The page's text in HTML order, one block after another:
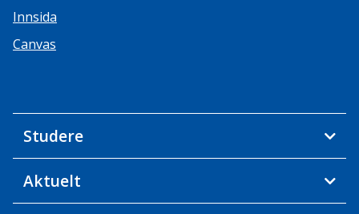
Innsida
Canvas
Studere
Aktuelt